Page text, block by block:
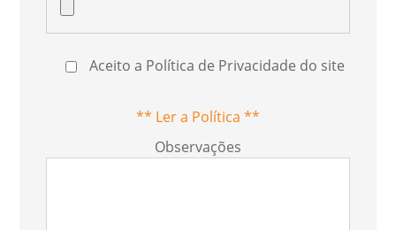
Aceito a Política de Privacidade do site
** Ler a Política **
Observações